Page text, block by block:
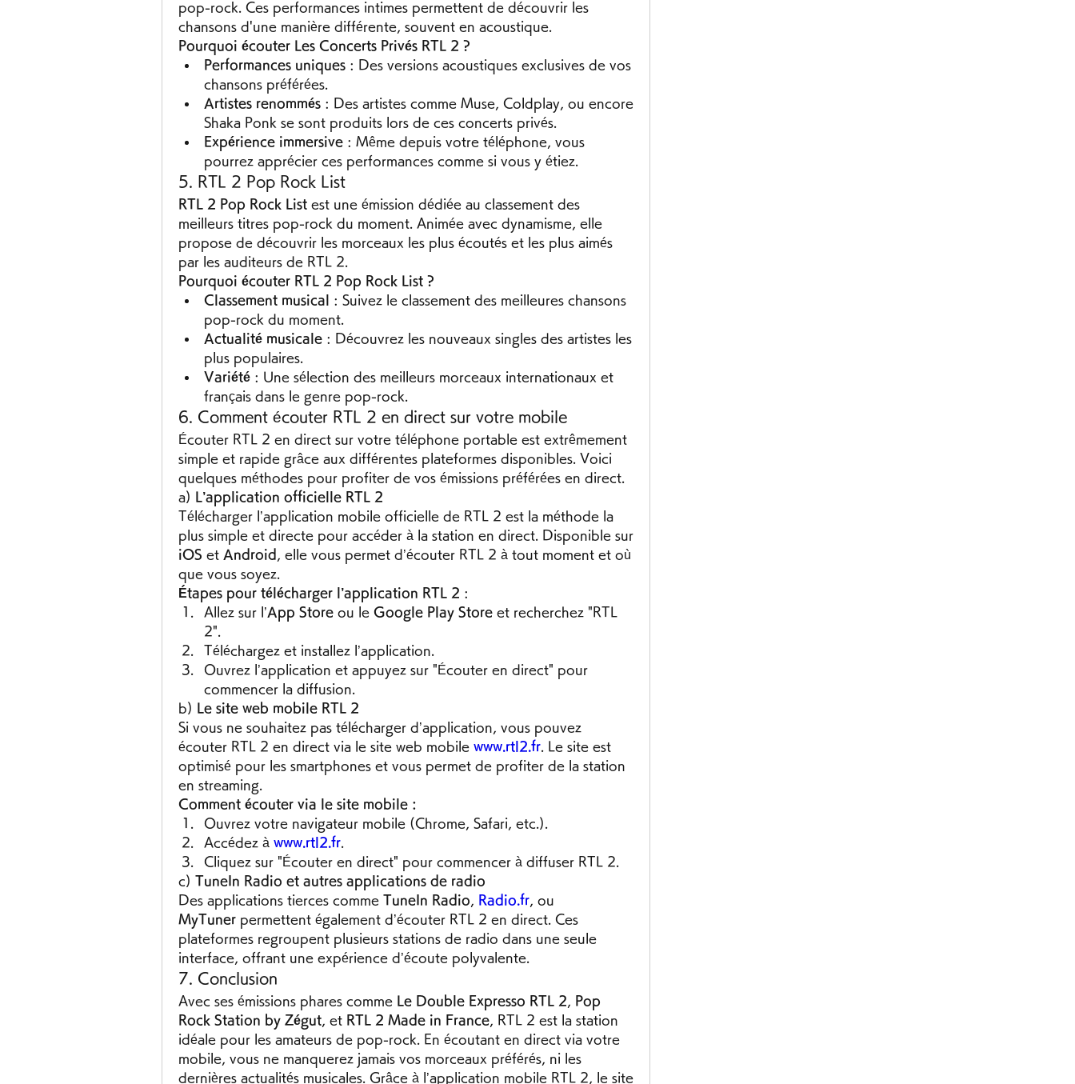
pop-rock. Ces performances intimes permettent de découvrir les
chansons d'une manière différente, souvent en acoustique.
Pourquoi écouter Les Concerts Privés RTL 2 ?
Performances uniques : Des versions acoustiques exclusives de vos
chansons préférées.
Artistes renommés : Des artistes comme Muse, Coldplay, ou encore
Shaka Ponk se sont produits lors de ces concerts privés.
Expérience immersive : Même depuis votre téléphone, vous
pourrez apprécier ces performances comme si vous y étiez.
5. RTL 2 Pop Rock List
RTL 2 Pop Rock List est une émission dédiée au classement des
meilleurs titres pop-rock du moment. Animée avec dynamisme, elle
propose de découvrir les morceaux les plus écoutés et les plus aimés
par les auditeurs de RTL 2.
Pourquoi écouter RTL 2 Pop Rock List ?
Classement musical
: Suivez le classement des meilleures chansons
pop-rock du moment.
Actualité musicale : Découvrez les nouveaux singles des artistes les
plus populaires.
Variété : Une sélection des meilleurs morceaux internationaux et
français dans le genre pop-rock.
6. Comment écouter RTL 2 en direct sur votre mobile
Écouter RTL 2 en direct sur votre téléphone portable est extrêmement
simple et rapide grâce aux différentes plateformes disponibles. Voici
quelques méthodes pour profiter de vos émissions préférées en direct.
a)
L’application officielle RTL 2
Télécharger l’application mobile officielle de RTL 2 est la méthode la
iOS et Android
, elle vous permet d’écouter RTL 2 à tout moment et où
que vous soyez.
Étapes pour télécharger l’application RTL 2 :
Allez sur l’App Store ou le Google Play Store et recherchez "RTL
2".
Téléchargez et installez l’application.
Ouvrez l’application et appuyez sur "Écouter en direct" pour
commencer la diffusion.
b)
Le site web mobile RTL 2
Si vous ne souhaitez pas télécharger d’application, vous pouvez
écouter RTL 2 en direct via le site web mobile www.rtl2.fr . Le site est
optimisé pour les smartphones et vous permet de profiter de la station
en streaming.
Comment écouter via le site mobile :
Ouvrez votre navigateur mobile (Chrome, Safari, etc.).
Accédez à www.rtl2.fr
Cliquez sur "Écouter en direct" pour commencer à diffuser RTL 2.
c) TuneIn Radio et autres applications de radio
Des applications tierces comme TuneIn Radio Radio.fr
MyTuner permettent également d’écouter RTL 2 en direct. Ces
plateformes regroupent plusieurs stations de radio dans une seule
interface, offrant une expérience d’écoute polyvalente.
7. Conclusion
Avec ses émissions phares comme Le Double Expresso RTL 2
Pop
Rock Station by Zégut , et RTL 2 Made in France , RTL 2 est la station
idéale pour les amateurs de pop-rock. En écoutant en direct via votre
mobile, vous ne manquerez jamais vos morceaux préférés, ni les
dernières actualités musicales. Grâce à l’application mobile RTL 2, le site